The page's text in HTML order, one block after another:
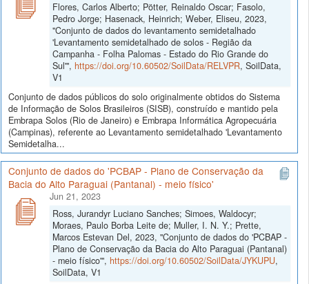
Flores, Carlos Alberto; Pötter, Reinaldo Oscar; Fasolo,
Pedro Jorge; Hasenack, Heinrich; Weber, Eliseu, 2023,
"Conjunto de dados do levantamento semidetalhado
'Levantamento semidetalhado de solos - Região da
Campanha - Folha Palomas - Estado do Rio Grande do
Sul'", https://doi.org/10.60502/SoilData/RELVPR, SoilData,
V1
Conjunto de dados públicos do solo originalmente obtidos do Sistema
de Informação de Solos Brasileiros (SISB), construído e mantido pela
Embrapa Solos (Rio de Janeiro) e Embrapa Informática Agropecuária
(Campinas), referente ao Levantamento semidetalhado 'Levantamento
Semidetalha...
Conjunto de dados do 'PCBAP - Plano de Conservação da
Bacia do Alto Paraguai (Pantanal) - meio físico'
Jun 21, 2023
Ross, Jurandyr Luciano Sanches; Simoes, Waldocyr;
Moraes, Paulo Borba Leite de; Muller, I. N. Y.; Prette,
Marcos Estevan Del, 2023, "Conjunto de dados do 'PCBAP -
Plano de Conservação da Bacia do Alto Paraguai (Pantanal)
- meio físico'", https://doi.org/10.60502/SoilData/JYKUPU,
SoilData, V1